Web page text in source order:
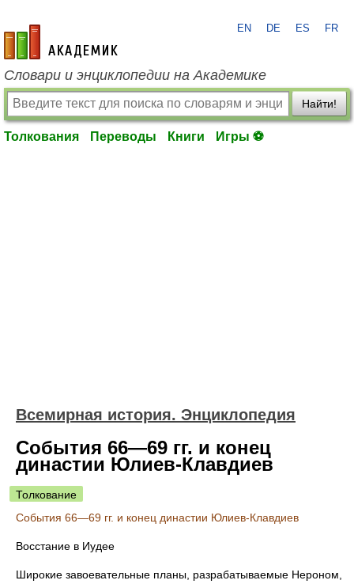
academic.ru
EN DE ES FR
Словари и энциклопедии на Академике
Найти!
Толкования Переводы Книги Игры ⚽
Всемирная история. Энциклопедия
События 66—69 гг. и конец
династии Юлиев-Клавдиев
Толкование
События 66—69 гг. и конец династии Юлиев-Клавдиев
Восстание в Иудее
Широкие завоевательные планы, разрабатываемые Нероном,